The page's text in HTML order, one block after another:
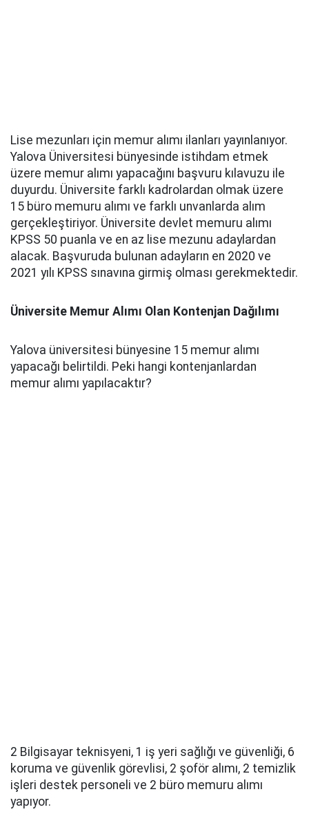
Lise mezunları için memur alımı ilanları yayınlanıyor.
Yalova Üniversitesi bünyesinde istihdam etmek
üzere memur alımı yapacağını başvuru kılavuzu ile
duyurdu. Üniversite farklı kadrolardan olmak üzere
15 büro memuru alımı ve farklı unvanlarda alım
gerçekleştiriyor. Üniversite devlet memuru alımı
KPSS 50 puanla ve en az lise mezunu adaylardan
alacak. Başvuruda bulunan adayların en 2020 ve
2021 yılı KPSS sınavına girmiş olması gerekmektedir.
Üniversite Memur Alımı Olan Kontenjan Dağılımı
Yalova üniversitesi bünyesine 15 memur alımı
yapacağı belirtildi. Peki hangi kontenjanlardan
memur alımı yapılacaktır?
2 Bilgisayar teknisyeni, 1 iş yeri sağlığı ve güvenliği, 6
koruma ve güvenlik görevlisi, 2 şoför alımı, 2 temizlik
işleri destek personeli ve 2 büro memuru alımı
yapıyor.